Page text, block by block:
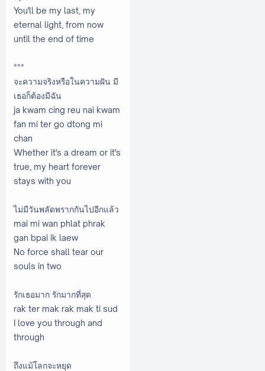
You'll be my last, my
eternal light, from now
until the end of time
***
จะความจริงหรือในความฝัน มี
เธอก็ต้องมีฉัน
ja kwam cing reu nai kwam
fan mi ter go dtong mi
chan
Whether it's a dream or it's
true, my heart forever
stays with you
ไม่มีวันพลัดพรากกันไปอีกแล้ว
mai mi wan phlat phrak
gan bpai ik laew
No force shall tear our
souls in two
รักเธอมาก รักมากที่สุด
rak ter mak rak mak ti sud
I love you through and
through
ถึงแม้โลกจะหยุด